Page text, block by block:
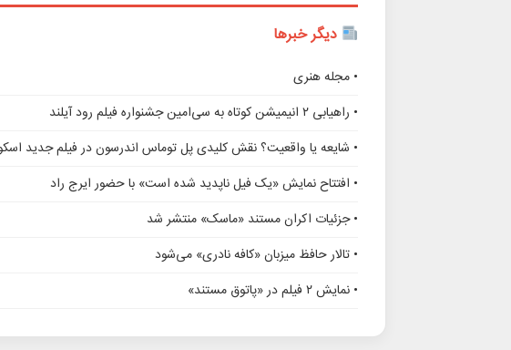
دیگر خبرها
• مجله هنری
• راهیابی ۲ انیمیشن کوتاه به سی‌امین جشنواره فیلم رود آیلند
• شایعه یا واقعیت؟ نقش کلیدی پل توماس اندرسون در فیلم جدید
• افتتاح نمایش «یک فیل ناپدید شده است» با حضور ایرج راد
• جزئیات اکران مستند «ماسک» منتشر شد
• تالار حافظ میزبان «کافه نادری» می‌شود
• نمایش ۲ فیلم در «پاتوق مستند»